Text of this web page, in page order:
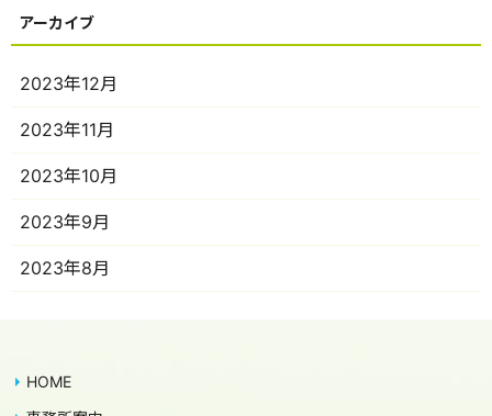
2023年12月
2023年11月
2023年10月
2023年9月
2023年8月
HOME